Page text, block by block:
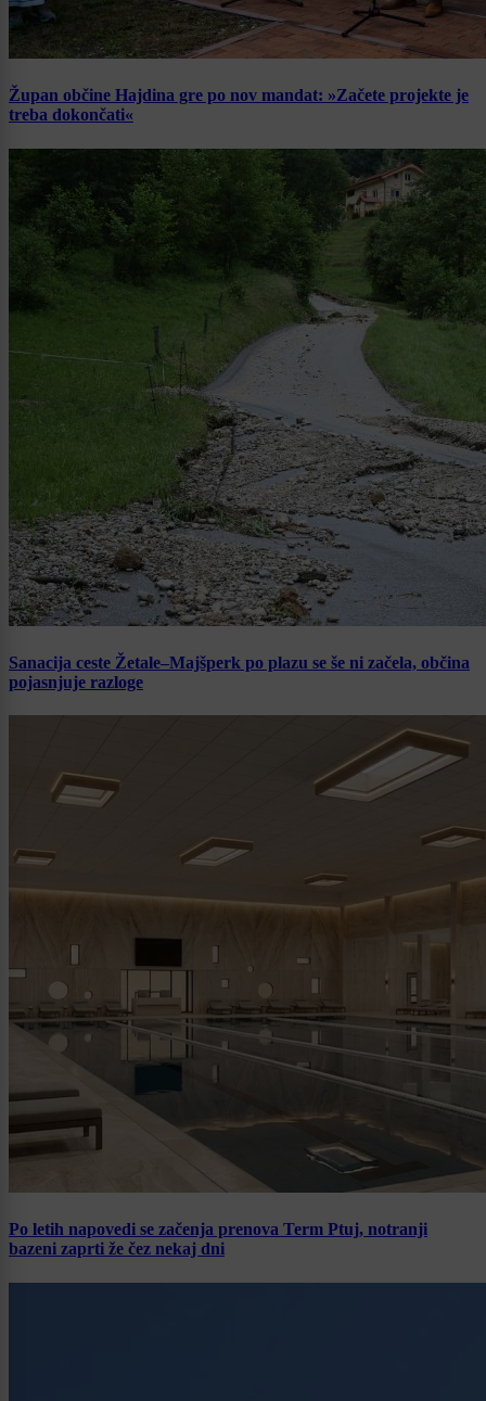
Župan občine Hajdina gre po nov mandat: »Začete projekte je
treba dokončati«
Sanacija ceste Žetale–Majšperk po plazu se še ni začela, občina
pojasnjuje razloge
Po letih napovedi se začenja prenova Term Ptuj, notranji
bazeni zaprti že čez nekaj dni